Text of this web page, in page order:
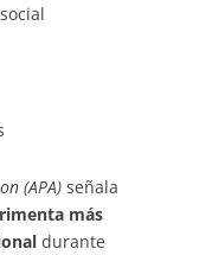
(APA)señala
más
durante